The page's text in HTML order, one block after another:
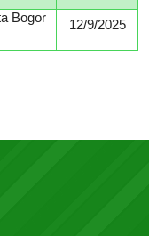
Bogor 12/9/2025